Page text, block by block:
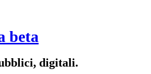
beta
digitali.